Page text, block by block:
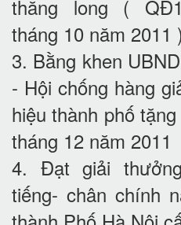
thăng long (
tháng 10 năm 2011 )
3. Bằng khen
- Hội chống hàng
hiệu thành phố
tháng 12 năm 2011
4. Đạt giải
tiếng- chân chính